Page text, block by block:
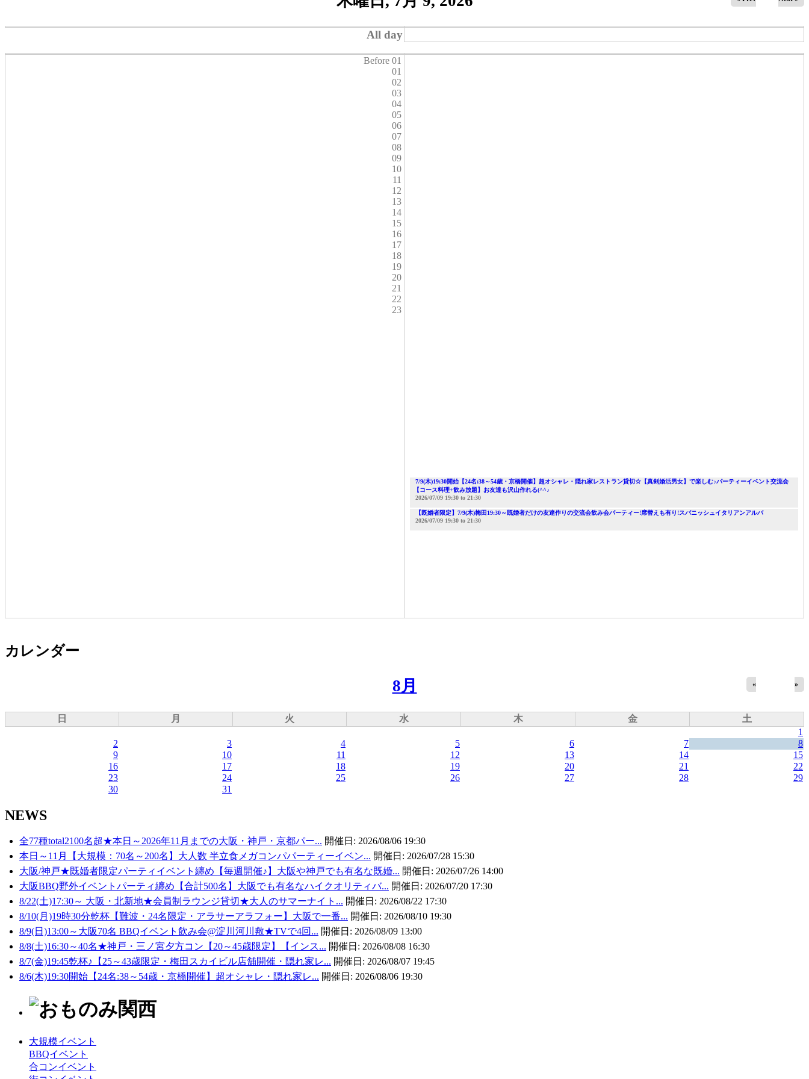
All day
Before 01
01
02
03
04
05
06
07
08
09
10
11
12
13
14
15
16
17
18
19
20
21
22
23
7/9(木)19:30開始【24名:38～54歳・京橋開催】超オシャレ・隠れ家レストラン貸切☆【真剣婚活男女】で楽しむ♪パーティーイベント交流会
【コース料理+飲み放題】お友達も沢山作れる(^^♪
2026/07/09 19:30to 21:30
【既婚者限定】7/9(木)梅田19:30～既婚者だけの友達作りの交流会飲み会パーティー!席替えも有り!スパニッシュイタリアンアルバ
2026/07/09 19:30to 21:30
カレンダー
8月 « »
日 月 火 水 木 金
土
1
2
3 4 5 6 7
8
9
10 11 12 13 14
15
16
17 18 19 20 21
22
23
24 25 26 27 28
29
30
31
NEWS
全77種total2100名超★本日～2026年11月までの大阪・神戸・京都パー... 開催日: 2026/08/06 19:30
本日～11月【大規模：70名～200名】大人数 半立食メガコンパパーティーイベン... 開催日: 2026/07/28 15:30
大阪/神戸★既婚者限定パーティイベント纏め【毎週開催♪】大阪や神戸でも有名な既婚... 開催日: 2026/07/26 14:00
大阪BBQ野外イベントパーティ纏め【合計500名】大阪でも有名なハイクオリティバ... 開催日: 2026/07/20 17:30
8/22(土)17:30～ 大阪・北新地★会員制ラウンジ貸切★大人のサマーナイト... 開催日: 2026/08/22 17:30
8/10(月)19時30分乾杯【難波・24名限定・アラサーアラフォー】大阪で一番... 開催日: 2026/08/10 19:30
8/9(日)13:00～大阪70名 BBQイベント飲み会@淀川河川敷★TVで4回... 開催日: 2026/08/09 13:00
8/8(土)16:30～40名★神戸・三ノ宮夕方コン【20～45歳限定】【インス... 開催日: 2026/08/08 16:30
8/7(金)19:45乾杯♪【25～43歳限定・梅田スカイビル店舗開催・隠れ家レ... 開催日: 2026/08/07 19:45
8/6(木)19:30開始【24名:38～54歳・京橋開催】超オシャレ・隠れ家レ... 開催日: 2026/08/06 19:30
大規模イベント
BBQイベント
合コンイベント